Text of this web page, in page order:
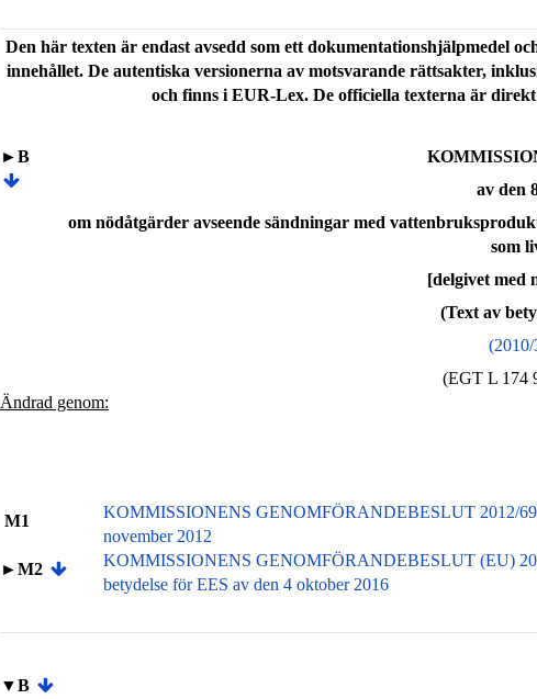
Den här texten är endast avsedd som ett dokumentationshjälpmedel
innehållet. De autentiska versionerna av motsvarande rättsakter,
och finns i EUR-Lex. De officiella texterna är
►B
av den
om nödåtgärder avseende sändningar med
som
[delgivet med
(Text av
(EGT L 174
Ändrad genom:
M1
KOMMISSIONENS GENOMFÖRANDEBESLUT 2012/
november 2012
►M2
KOMMISSIONENS GENOMFÖRANDEBESLUT (EU)
betydelse för EES av den 4 oktober 2016
▼B